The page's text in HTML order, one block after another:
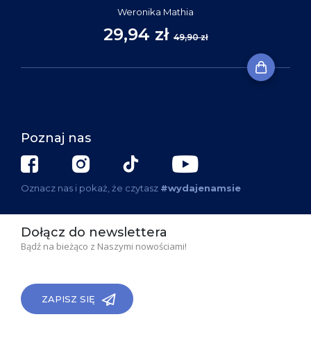
Weronika Mathia
29,94 zł 49,90 zł
Poznaj nas
Oznacz nas i pokaż, że czytasz #wydajenamsie
Dołącz do newslettera
Bądź na bieżąco z Naszymi nowościami!
ZAPISZ SIĘ